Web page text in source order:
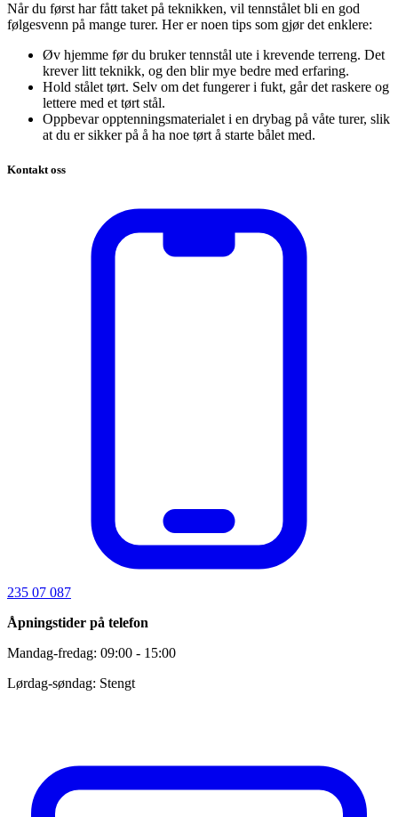
Når du først har fått taket på teknikken, vil tennstålet bli en god
følgesvenn på mange turer. Her er noen tips som gjør det enklere:
Øv hjemme før du bruker tennstål ute i krevende terreng. Det
krever litt teknikk, og den blir mye bedre med erfaring.
Hold stålet tørt. Selv om det fungerer i fukt, går det raskere og
lettere med et tørt stål.
Oppbevar opptenningsmaterialet i en drybag på våte turer, slik
at du er sikker på å ha noe tørt å starte bålet med.
Kontakt oss
235 07 087
Åpningstider på telefon
Mandag-fredag: 09:00 - 15:00
Lørdag-søndag: Stengt